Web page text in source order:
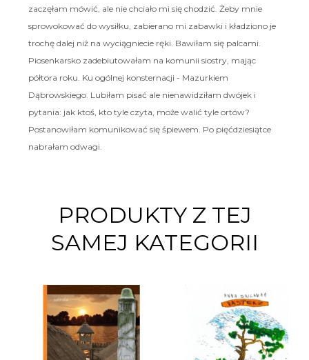
zaczęłam mówić, ale nie chciało mi się chodzić. Żeby mnie
sprowokować do wysiłku, zabierano mi zabawki i kładziono je
trochę dalej niż na wyciągniecie ręki. Bawiłam się palcami.
Piosenkarsko zadebiutowałam na komunii siostry, mając
półtora roku. Ku ogólnej konsternacji - Mazurkiem
Dąbrowskiego. Lubiłam pisać ale nienawidziłam dwójek i
pytania: jak ktoś, kto tyle czyta, może walić tyle ortów?
Postanowiłam komunikować się śpiewem. Po pięćdziesiątce
nabrałam odwagi.
PRODUKTY Z TEJ
SAMEJ KATEGORII